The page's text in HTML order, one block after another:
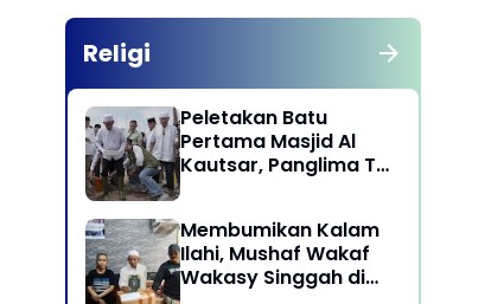
Religi
Peletakan Batu
Pertama Masjid Al
Kautsar, Panglima TNI
Kebersamaan
Masyarakat
Membumikan Kalam
Ilahi, Mushaf Wakaf
Wakasy Singgah di